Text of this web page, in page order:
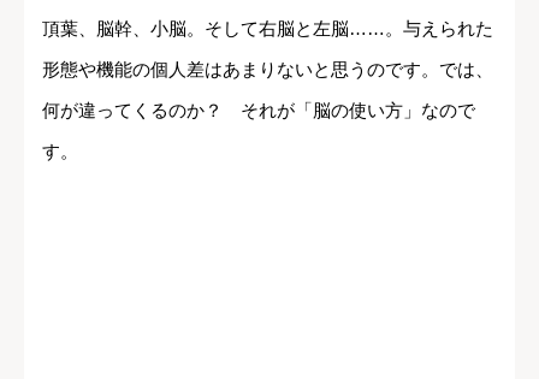
頂葉、脳幹、小脳。そして右脳と左脳……。与えられた
形態や機能の個人差はあまりないと思うのです。では、
何が違ってくるのか？ それが「脳の使い方」なので
す。